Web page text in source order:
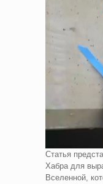
Статья
Хабра для
Вселенной,